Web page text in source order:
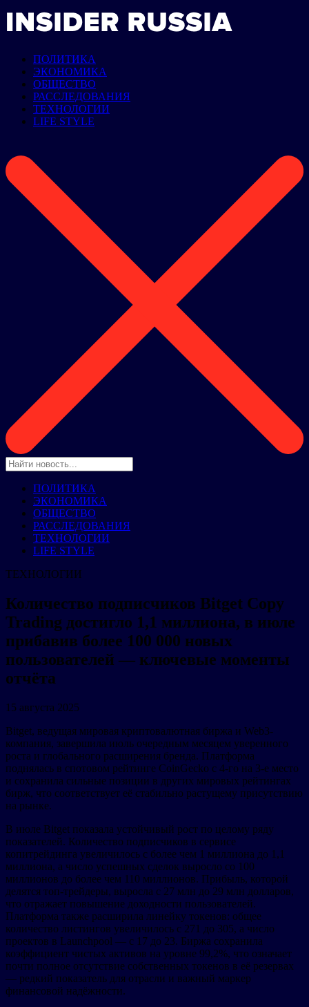
ПОЛИТИКА
ЭКОНОМИКА
ОБЩЕСТВО
РАССЛЕДОВАНИЯ
ТЕХНОЛОГИИ
LIFE STYLE
ПОЛИТИКА
ЭКОНОМИКА
ОБЩЕСТВО
РАССЛЕДОВАНИЯ
ТЕХНОЛОГИИ
LIFE STYLE
ТЕХНОЛОГИИ
Количество подписчиков Bitget Copy
Trading достигло 1,1 миллиона, в июле
прибавив более 100 000 новых
пользователей — ключевые моменты
отчёта
15 августа 2025
Bitget, ведущая мировая криптовалютная биржа и Web3-
компания, завершила июль очередным месяцем уверенного
роста и глобального расширения бренда. Платформа
поднялась в спотовом рейтинге CoinGecko с 4-го на 3-е место
и сохранила сильные позиции в других мировых рейтингах
бирж, что соответствует её стабильно растущему присутствию
на рынке.
В июле Bitget показала устойчивый рост по целому ряду
показателей. Количество подписчиков в сервисе
копитрейдинга увеличилось с более чем 1 миллиона до 1,1
миллиона, а число успешных сделок выросло со 100
миллионов до более чем 110 миллионов. Прибыль, которой
делятся топ-трейдеры, выросла с 27 млн до 29 млн долларов,
что отражает повышение доходности пользователей.
Платформа также расширила линейку токенов: общее
количество листингов увеличилось с 271 до 305, а число
проектов в Launchpool — с 17 до 23. Биржа сохранила
коэффициент чистых активов на уровне 99,2%, что означает
почти полное отсутствие собственных токенов в её резервах
— редкий показатель для отрасли и важный маркер
финансовой надёжности.